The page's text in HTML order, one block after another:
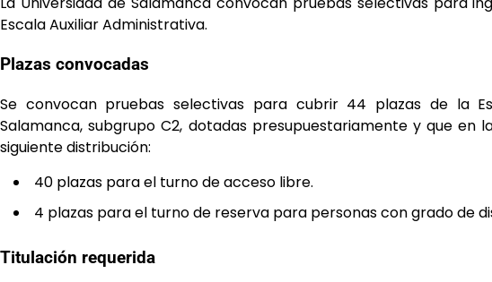
Escala Auxiliar Administrativa.
Plazas convocadas
Se convocan pruebas selectivas para cubrir 44 plazas de la
Salamanca, subgrupo C2, dotadas presupuestariamente y que en
siguientedistribución:
40 plazas para el turno de acceso libre.
4 plazas para el turno de reserva para personas con grado de
Titulación requerida